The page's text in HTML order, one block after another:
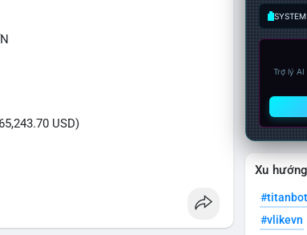
USD)
trong phiên giao dịch châu Á.
hạn, động thái này có thể là bước chuẩn
gửi lên sàn tập trung, áp lực bán
Trợ lý
Xu
#titanbot
#vlikevn